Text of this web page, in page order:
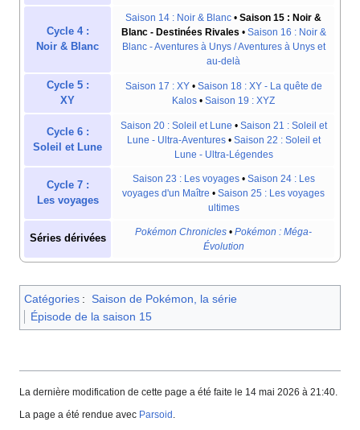
Cycle 4 :
Noir & Blanc
Saison 14 : Noir & Blanc • Saison 15 : Noir &
Blanc - Destinées Rivales • Saison 16 : Noir &
Blanc - Aventures à Unys / Aventures à Unys et
au-delà
Cycle 5 :
XY
Saison 17 : XY• Saison 18 : XY - La quête de
Kalos • Saison 19 : XYZ
Cycle 6 :
Soleil et Lune
Saison 20 : Soleil et Lune • Saison 21 : Soleil et
Lune - Ultra-Aventures• Saison 22 : Soleil et
Lune - Ultra-Légendes
Cycle 7 :
Les voyages
Saison 23 : Les voyages• Saison 24 : Les
voyages d'un Maître • Saison 25 : Les voyages
ultimes
Séries dérivées
Pokémon Chronicles • Pokémon : Méga-
Évolution
Catégories : Saison de Pokémon, la série
Épisode de la saison 15
La dernière modification de cette page a été faite le 14 mai 2026 à 21:40.
La page a été rendue avec Parsoid